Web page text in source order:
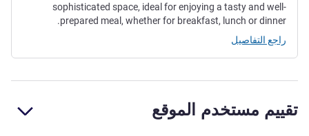
sophisticated space, ideal for enjoying a tasty and well-
prepared meal, whether for breakfast, lunch or dinner.
راجع التفاصيل
تقييم مستخدم الموقع